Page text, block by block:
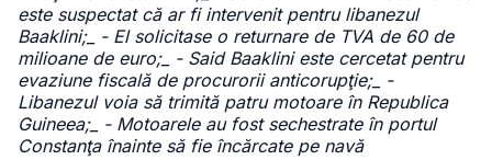
este suspectat că ar fi intervenit pentru libanezul
Baaklini;_ - El solicitase o returnare de TVA de 60 de
milioane de euro;_ - Said Baaklini este cercetat pentru
evaziune fiscală de procurorii anticorupţie;_ -
Libanezul voia să trimită patru motoare în Republica
Guineea;_ - Motoarele au fost sechestrate în portul
Constanţa înainte să fie încărcate pe navă